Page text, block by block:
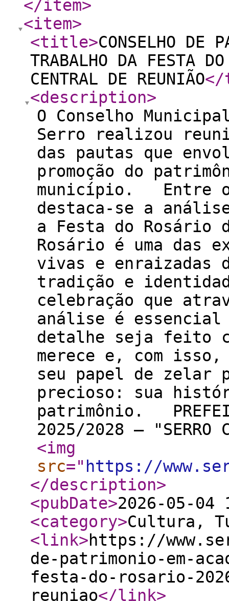
</item>
<item>
<title>CONSELHO DE
TRABALHO DA FESTA
CENTRAL DE REUNIÃO
<description>
O Conselho
Serro realizou
das pautas que
promoção do
município. Entre
destaca-se a
a Festa do
Rosário é uma das
vivas e enraizadas
tradição e
celebração que
análise é essencial
detalhe seja feito
merece e, com isso,
seu papel de zelar
precioso: sua
patrimônio.
2025/2028 – "SERRO
<img
src=" https://
</description>
<pubDate>2026-05-04
<category>Cultura,
<link>https://
de-patrimonio-em-
festa-do-rosario-
reuniao</link>